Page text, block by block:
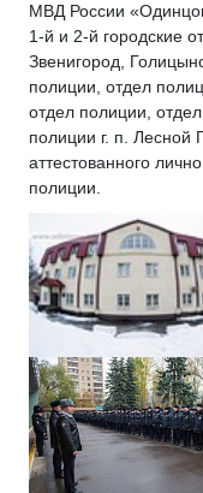
МВД России
1-й и 2-й городские
Звенигород,
полиции, отдел
отдел полиции,
полиции г. п. Лесной
аттестованного
полиции.